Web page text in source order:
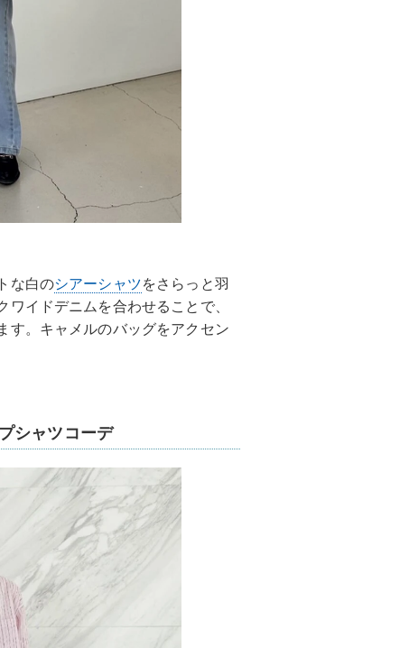
な白のシアーシャツをさらっと羽
イドデニムを合わせることで、
す。キャメルのバッグをアクセン
シャツコーデ